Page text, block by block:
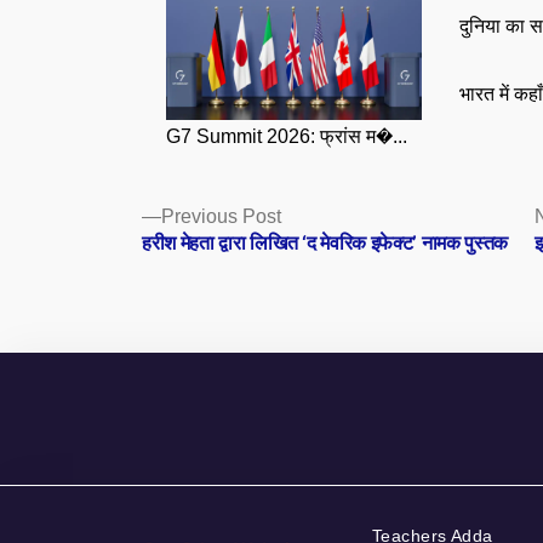
G7 Summit 2026: फ्रांस म�...
दुनिया का
भारत में
Posts
navigation
Previous PostPrevious
post:
हरीश मेहता द्वारा लिखित ‘द मेवरिक इफेक्ट’ नामक पुस्तक
Teachers Adda